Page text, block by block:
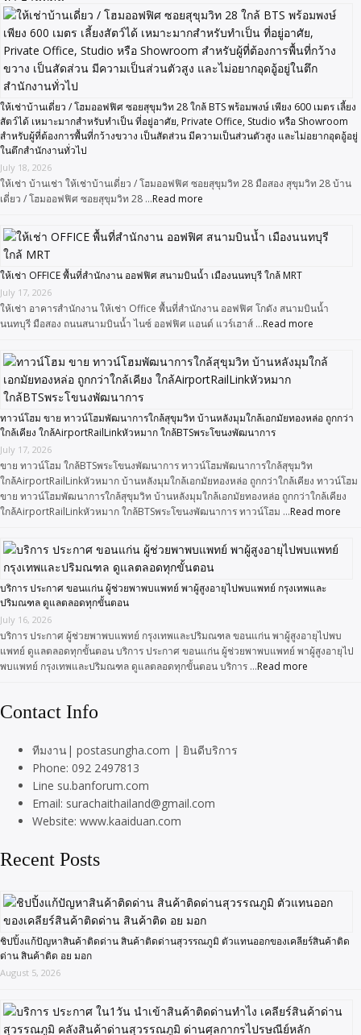
ให้เช่าบ้านเดี่ยว / โฮมออฟฟิศ ซอยสุขุมวิท 28 ใกล้ BTS พร้อมพงษ์ เพียง 600 เมตร เลี้ยง
สัตว์ได้ เหมาะมากสำหรับทำเป็น ที่อยู่อาศัย, Private Office, Studio หรือ Showroom
สำหรับผู้ที่ต้องการพื้นที่กว้างขวาง เป็นสัดส่วน มีความเป็นส่วนตัวสูง และไม่อยากอุดอู้อยู่
ในตึกสำนักงานทั่วไป
July 18, 2026
ให้เช่า บ้านเช่า ให้เช่าบ้านเดี่ยว / โฮมออฟฟิศ ซอยสุขุมวิท 28 มือสอง สุขุมวิท 28 บ้าน
เดี่ยว / โฮมออฟฟิศ ซอยสุขุมวิท 28 …Read more
ให้เช่า OFFICE พื้นที่สำนักงาน ออฟฟิศ สนามบินน้ำ เมืองนนทบุรี ใกล้ MRT
July 17, 2026
ให้เช่า อาคารสำนักงาน ให้เช่า Office พื้นที่สำนักงาน ออฟฟิศ โกดัง สนามบินน้ำ
นนทบุรี มือสอง ถนนสนามบินน้ำ ไนซ์ ออฟฟิศ แอนด์ แวร์เฮาส์ …Read more
ทาวน์โฮม ขาย ทาวน์โฮมพัฒนาการใกล้สุขุมวิท บ้านหลังมุมใกล้เอกมัยทองหล่อ ถูกกว่า
ใกล้เคียง ใกล้AirportRailLinkหัวหมาก ใกล้BTSพระโขนงพัฒนาการ
July 17, 2026
ขาย ทาวน์โฮม ใกล้BTSพระโขนงพัฒนาการ ทาวน์โฮมพัฒนาการใกล้สุขุมวิท
ใกล้AirportRailLinkหัวหมาก บ้านหลังมุมใกล้เอกมัยทองหล่อ ถูกกว่าใกล้เคียง ทาวน์โฮม
ขาย ทาวน์โฮมพัฒนาการใกล้สุขุมวิท บ้านหลังมุมใกล้เอกมัยทองหล่อ ถูกกว่าใกล้เคียง
ใกล้AirportRailLinkหัวหมาก ใกล้BTSพระโขนงพัฒนาการ ทาวน์โฮม …Read more
บริการ ประกาศ ขอนแก่น ผู้ช่วยพาพบแพทย์ พาผู้สูงอายุไปพบแพทย์ กรุงเทพและ
ปริมณฑล ดูแลตลอดทุกขั้นตอน
July 16, 2026
บริการ ประกาศ ผู้ช่วยพาพบแพทย์ กรุงเทพและปริมณฑล ขอนแก่น พาผู้สูงอายุไปพบ
แพทย์ ดูแลตลอดทุกขั้นตอน บริการ ประกาศ ขอนแก่น ผู้ช่วยพาพบแพทย์ พาผู้สูงอายุไป
พบแพทย์ กรุงเทพและปริมณฑล ดูแลตลอดทุกขั้นตอน บริการ …Read more
Contact Info
ทีมงาน| postasungha.com | ยินดีบริการ
Phone: 092 2497813
Line su.banforum.com
Email: surachaithailand@gmail.com
Website: www.kaaiduan.com
Recent Posts
ชิปปิ้งแก้ปัญหาสินค้าติดด่าน สินค้าติดด่านสุวรรณภูมิ ตัวแทนออกของเคลียร์สินค้าติด
ด่าน สินค้าติด อย มอก
August 5, 2026